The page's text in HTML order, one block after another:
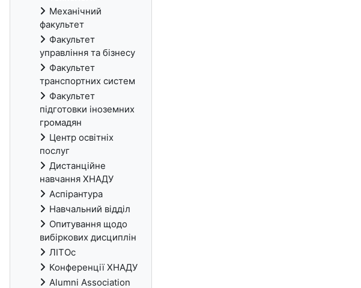
Механічний
факультет
Факультет
управління та бізнесу
Факультет
транспортних систем
Факультет
підготовки іноземних
громадян
Центр освітніх
послуг
Дистанційне
навчання ХНАДУ
Аспірантура
Навчальний відділ
Опитування щодо
вибіркових дисциплін
ЛІТОс
Конференції ХНАДУ
Alumni Association